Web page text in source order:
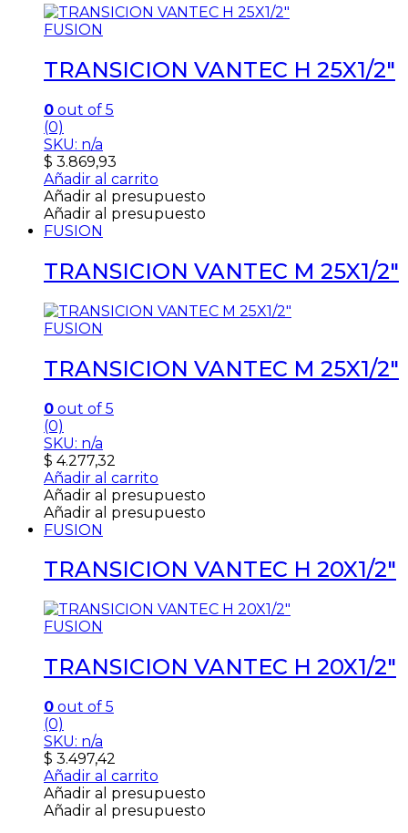
FUSION
TRANSICION VANTEC H 25X1/2″
0 out of 5
(0)
SKU: n/a
$ 3.869,93
Añadir al carrito
Añadir al presupuesto
Añadir al presupuesto
FUSION
TRANSICION VANTEC M 25X1/2″
FUSION
TRANSICION VANTEC M 25X1/2″
0 out of 5
(0)
SKU: n/a
$ 4.277,32
Añadir al carrito
Añadir al presupuesto
Añadir al presupuesto
FUSION
TRANSICION VANTEC H 20X1/2″
FUSION
TRANSICION VANTEC H 20X1/2″
0 out of 5
(0)
SKU: n/a
$ 3.497,42
Añadir al carrito
Añadir al presupuesto
Añadir al presupuesto